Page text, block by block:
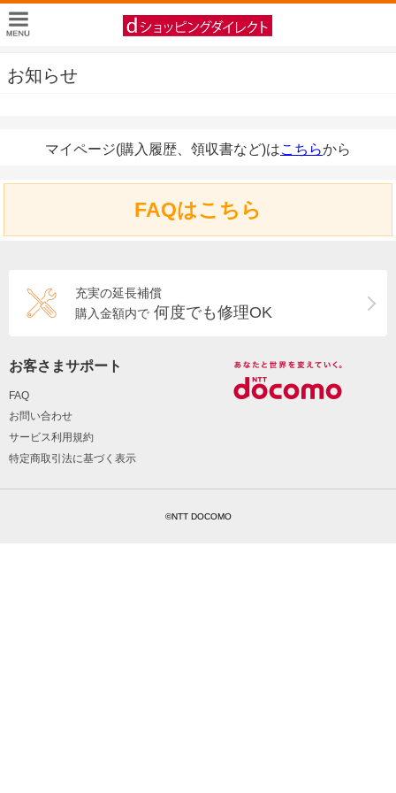
お知らせ
マイページ(購入履歴、領収書など)はこちらから
FAQはこちら
充実の延長補償
購入金額内で 何度でも修理OK
お客さまサポート
FAQ
お問い合わせ
サービス利用規約
特定商取引法に基づく表示
©NTT DOCOMO